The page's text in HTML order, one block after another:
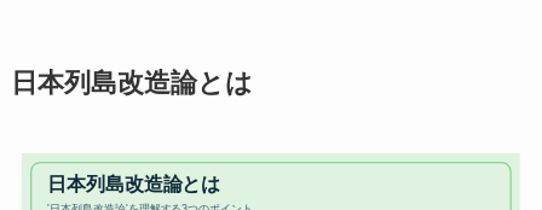
日本列島改造論とは